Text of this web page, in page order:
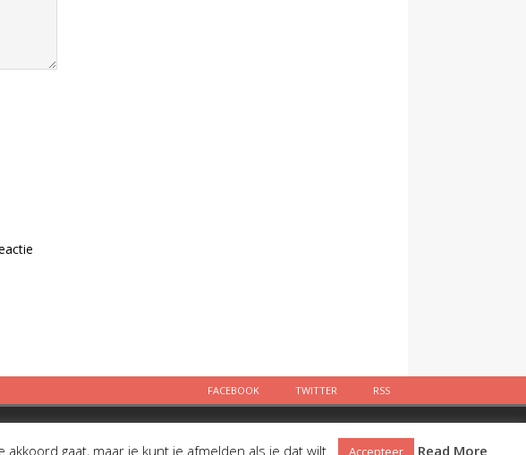
FACEBOOK TWITTER RSS
Twitter RSS
gaat, maar je kunt je afmelden als je dat wilt. Accepteer Read More